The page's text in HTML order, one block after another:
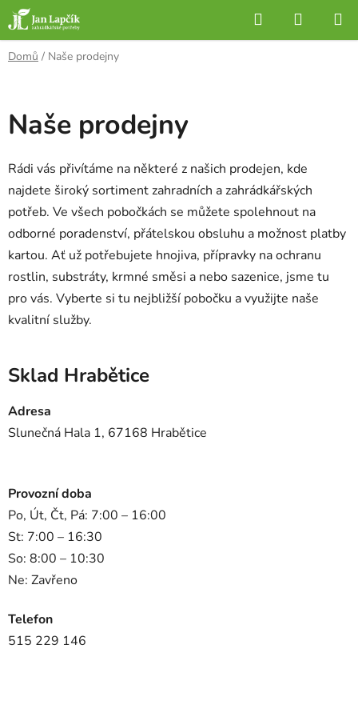
Přejít
na
obsah
Hledat
KOŠÍK
Domů / Naše prodejny
Naše prodejny
Rádi vás přivítáme na některé z našich prodejen, kde
najdete široký sortiment zahradních a zahrádkářských
potřeb. Ve všech pobočkách se můžete spolehnout na
odborné poradenství, přátelskou obsluhu a možnost platby
kartou. Ať už potřebujete hnojiva, přípravky na ochranu
rostlin, substráty, krmné směsi a nebo sazenice, jsme tu
pro vás. Vyberte si tu nejbližší pobočku a využijte naše
kvalitní služby.
Sklad Hrabětice
Adresa
Slunečná Hala 1, 67168 Hrabětice
Provozní doba
Po, Út, Čt, Pá: 7:00 – 16:00
St: 7:00 – 16:30
So: 8:00 – 10:30
Ne: Zavřeno
Telefon
515 229 146